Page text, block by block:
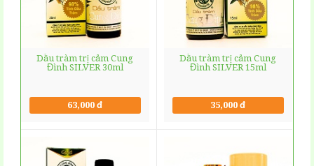
Dầu tràm trị cảm Cung
Đình SILVER 30ml
63,000 đ
Dầu tràm trị cảm Cung
Đình SILVER 15ml
35,000 đ